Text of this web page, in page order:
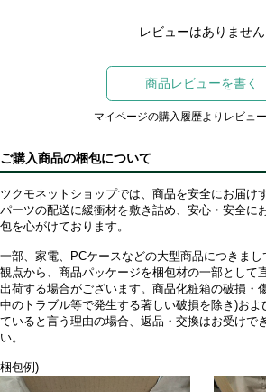
レビューはありません
商品レビューを書く
マイページの購入履歴よりレビュ
ご購入商品の梱包について
ツクモネットショップでは、商品を安全にお届け
パーツの配送に緩衝材を敷き詰め、安心・安全に
包を心がけております。
一部、家電、PCケースなどの大型商品につきまし
観点から、商品パッケージを梱包材の一部として
出荷する場合がございます。商品化粧箱の破損・
中のトラブル等で発生する著しい破損を除き)お
ていると言う理由の場合、返品・交換はお受けで
い。
梱包例)